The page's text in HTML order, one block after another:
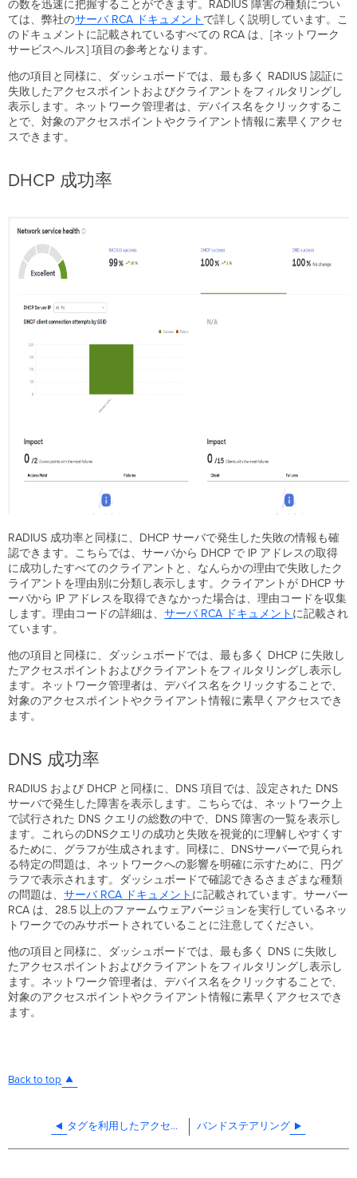
の数を迅速に把握することができます。RADIUS 障害の種類につい
ては、弊社のサーバRCA ドキュメント で詳しく説明しています。こ
のドキュメントに記載されているすべての RCA は、[ネットワーク
サービスヘルス] 項目の参考となります。
他の項目と同様に、ダッシュボードでは、最も多く RADIUS 認証に
失敗したアクセスポイントおよびクライアントをフィルタリングし
表示します。ネットワーク管理者は、デバイス名をクリックするこ
とで、対象のアクセスポイントやクライアント情報に素早くアクセ
スできます。
DHCP 成功率
RADIUS 成功率と同様に、DHCP サーバで発生した失敗の情報も確
認できます。こちらでは、サーバから DHCP で IP アドレスの取得
に成功したすべてのクライアントと、なんらかの理由で失敗したク
ライアントを理由別に分類し表示します。クライアントが DHCP サ
ーバから IP アドレスを取得できなかった場合は、理由コードを収集
します。理由コードの詳細は、サーバ RCA ドキュメント に記載され
ています。
他の項目と同様に、ダッシュボードでは、最も多く DHCP に失敗し
たアクセスポイントおよびクライアントをフィルタリングし表示し
ます。ネットワーク管理者は、デバイス名をクリックすることで、
対象のアクセスポイントやクライアント情報に素早くアクセスでき
ます。
DNS 成功率
RADIUS および DHCP と同様に、DNS 項目では、設定された DNS
サーバで発生した障害を表示します。こちらでは、ネットワーク上
で試行された DNS クエリの総数の中で、DNS 障害の一覧を表示し
ます。これらのDNSクエリの成功と失敗を視覚的に理解しやすくす
るために、グラフが生成されます。同様に、DNSサーバーで見られ
る特定の問題は、ネットワークへの影響を明確に示すために、円グ
ラフで表示されます。ダッシュボードで確認できるさまざまな種類
の問題は、サーバ RCA ドキュメント に記載されています。サーバー
RCA は、28.5 以上のファームウェアバージョンを実行しているネッ
トワークでのみサポートされていることに注意してください。
他の項目と同様に、ダッシュボードでは、最も多く DNS に失敗し
たアクセスポイントおよびクライアントをフィルタリングし表示し
ます。ネットワーク管理者は、デバイス名をクリックすることで、
対象のアクセスポイントやクライアント情報に素早くアクセスでき
ます。
Back to top
タグを利用したアクセスポイントの管理 バンドステアリング